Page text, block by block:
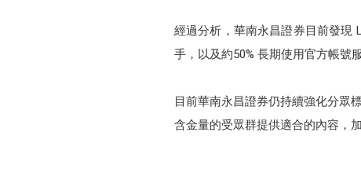
經過分析，華南永昌證券目前發現
手，以及約50% 長期使用官方帳號
目前華南永昌證券仍持續強化分眾
含金量的受眾群提供適合的內容，